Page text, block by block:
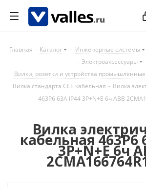
Главная - Каталог - Инженерные системы
- Электроаксессуары
Вилки, розетки и устройства
Вилка стандарта CEE кабельная - Вилка
463P6 63А IP44 3P+N+E 6ч ABB
Вилка
кабельная 463P6
3P+N+E 6ч